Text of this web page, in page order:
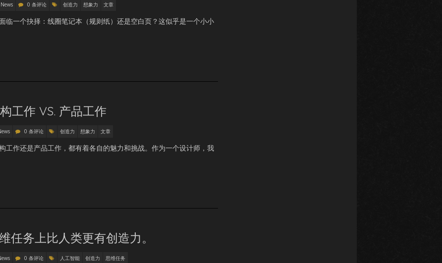
0 条评论 创造力 想象力 文章
临一个抉择：线圈笔记本（规则纸）还是空白页？这似乎是一个小小
工作 VS. 产品工作
0 条评论 创造力 想象力 文章
工作还是产品工作，都有着各自的魅力和挑战。作为一个设计师，我
任务上比人类更有创造力。
0 条评论 人工智能 创造力 思维任务